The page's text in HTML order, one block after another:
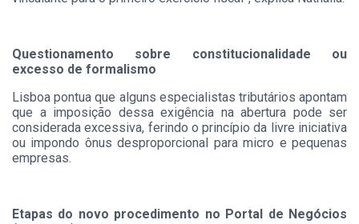
Questionamento sobre constitucionalidade ou
excesso de formalismo
Lisboa pontua que alguns especialistas tributários apontam
que a imposição dessa exigência na abertura pode ser
considerada excessiva, ferindo o princípio da livre iniciativa
ou impondo ônus desproporcional para micro e pequenas
empresas.
Etapas do novo procedimento no Portal de Negócios